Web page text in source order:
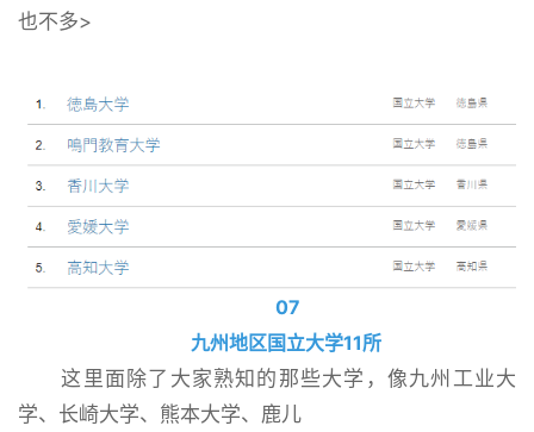
也不多>
07
九州地区国立大学11所
这里面除了大家熟知的那些大学，像九州工业大
学、长崎大学、熊本大学、鹿儿